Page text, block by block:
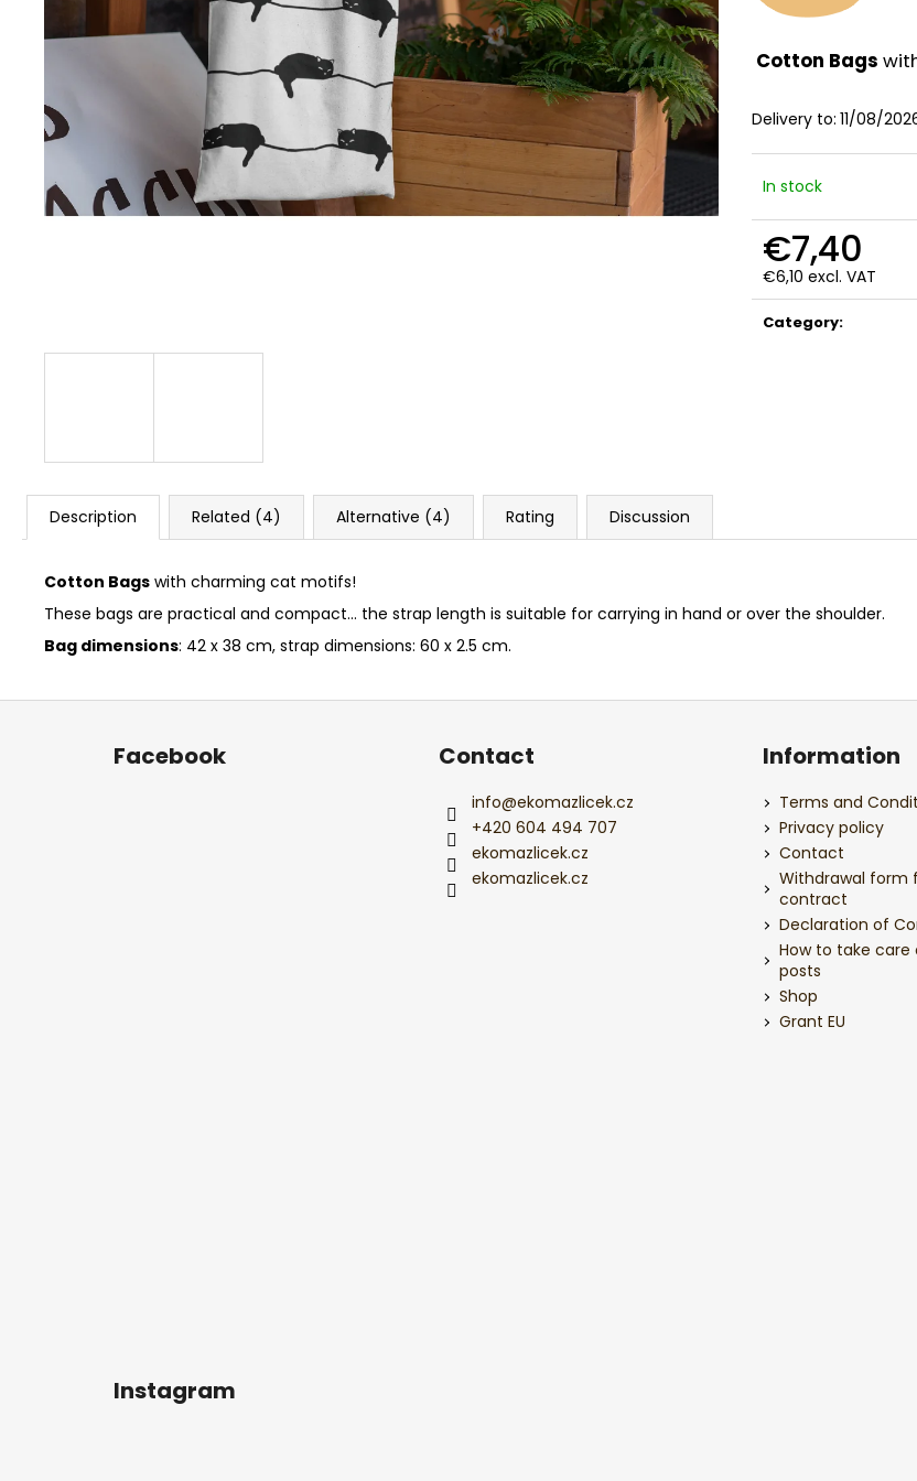
Cotton Bags
Delivery to: 11/08/
In stock
€7,40
€6,10 excl. VAT
Measure
price:
Category:
Description Related (4) Alternative (4) Rating Discussion
Cotton Bags with charming cat motifs!
These bags are practical and compact... the strap length is suitable for carrying in hand or over the shoulder.
Bag dimensions: 42 x 38 cm, strap dimensions: 60 x 2.5 cm.
F
Facebook Contact
info@ekomazlicek.cz
+420 604 494 707
ekomazlicek.cz
ekomazlicek.cz
Information
Terms and
Privacy policy
Contact
Withdrawal form
contract
Declaration of
How to take
posts
Shop
Grant EU
Instagram